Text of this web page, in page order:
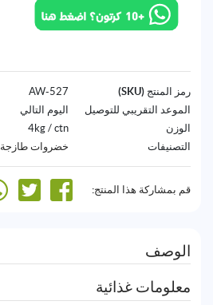
رمز المنتج (SKU)
527-AW
الموعد التقريبي للتوصيل
اليوم التالي
الوزن
4kg / ctn
التصنيفات
خضروات طازجة
قم بمشاركة هذا المنتج:
الوصف
معلومات غذائية